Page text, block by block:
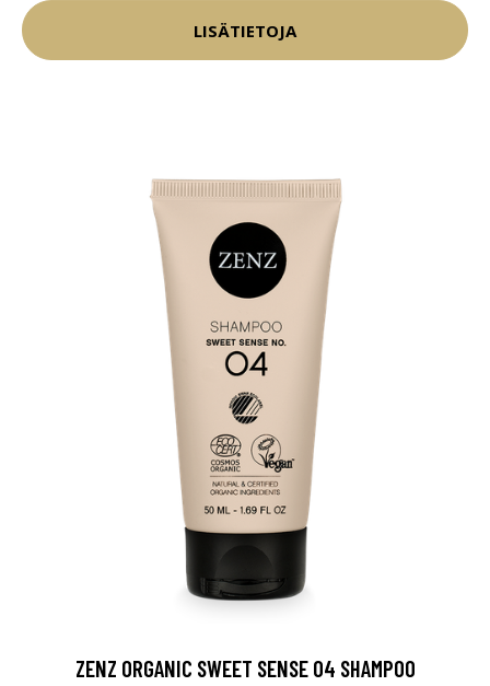
LISÄTIETOJA
ZENZ ORGANIC SWEET SENSE 04 SHAMPOO